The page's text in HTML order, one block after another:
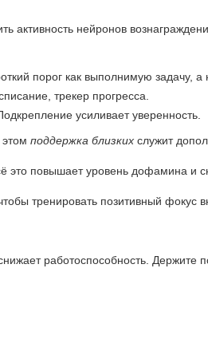
активность нейронов
порог как выполнимую задачу, а
трекер прогресса.
усиливает уверенность.
поддержка близких служит
это повышает уровень дофамина и
тренировать позитивный фокус
работоспособность. Держите